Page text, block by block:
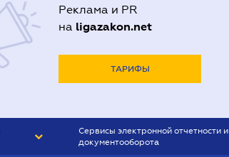
Реклама и PR
на ligazakon.net
ТАРИФЫ
Сервисы электронной отчетности и
документооборота